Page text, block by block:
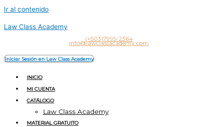
Ir al contenido
Law Class Academy
(+503)7995-2364
info@lawclassacademy.com
Iniciar Sesión en Law Class Academy
INICIO
MI CUENTA
CATÁLOGO
Law Class Academy
MATERIAL GRATUITO